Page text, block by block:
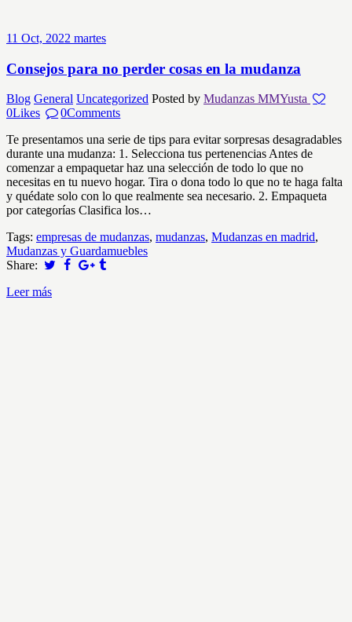
11 Oct, 2022 martes
Consejos para no perder cosas en la mudanza
Blog General Uncategorized Posted by Mudanzas MMYusta
0Likes 0Comments
Te presentamos una serie de tips para evitar sorpresas desagradables
durante una mudanza: 1. Selecciona tus pertenencias Antes de
comenzar a empaquetar haz una selección de todo lo que no
necesitas en tu nuevo hogar. Tira o dona todo lo que no te haga falta
y quédate solo con lo que realmente sea necesario. 2. Empaqueta
por categorías Clasifica los…
Tags: empresas de mudanzas, mudanzas, Mudanzas en madrid,
Mudanzas y Guardamuebles
Share:
Leer más